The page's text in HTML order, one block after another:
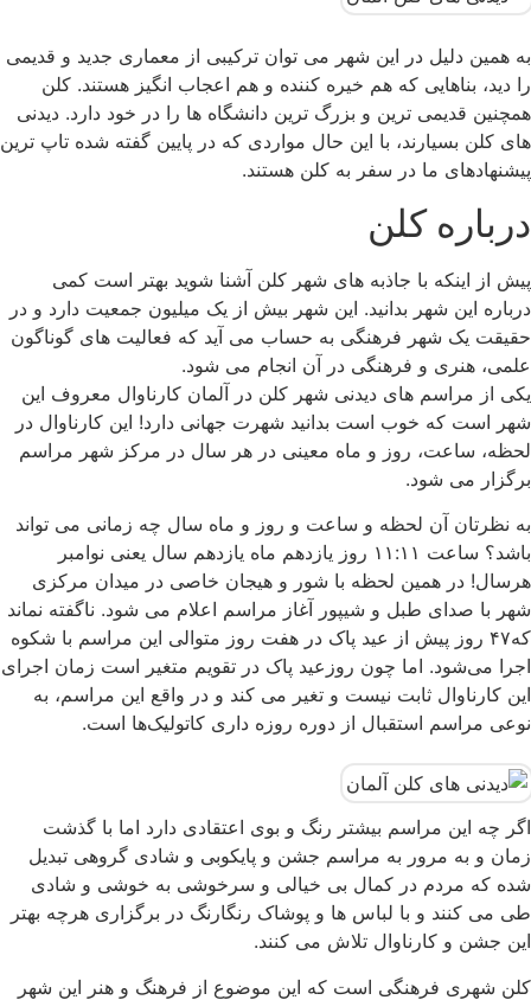
به همین دلیل در این شهر می توان ترکیبی از معماری جدید و قدیمی
را دید، بناهایی که هم خیره کننده و هم اعجاب انگیز هستند. کلن
همچنین قدیمی ترین و بزرگ ترین دانشگاه ها را در خود دارد. دیدنی
های کلن بسیارند، با این حال مواردی که در پایین گفته شده تاپ ترین
پیشنهادهای ما در سفر به کلن هستند.
درباره کلن
پیش از اینکه با جاذبه های شهر کلن آشنا شوید بهتر است کمی
درباره این شهر بدانید. این شهر بیش از یک میلیون جمعیت دارد و در
حقیقت یک شهر فرهنگی به حساب می آید که فعالیت های گوناگون
علمی، هنری و فرهنگی در آن انجام می شود.
یکی از مراسم های دیدنی شهر کلن در آلمان کارناوال معروف این
شهر است که خوب است بدانید شهرت جهانی دارد! این کارناوال در
لحظه، ساعت، روز و ماه معینی در هر سال در مرکز شهر مراسم
برگزار می شود.
به نظرتان آن لحظه و ساعت و روز و ماه سال چه زمانی می تواند
باشد؟ ساعت ۱۱:۱۱ روز یازدهم ماه یازدهم سال یعنی نوامبر
هرسال! در همین لحظه با شور و هیجان خاصی در میدان مرکزی
شهر با صدای طبل و شیپور آغاز مراسم اعلام می شود. ناگفته نماند
که۴۷ روز پیش از عید پاک در هفت روز متوالی این مراسم با شکوه
اجرا می‌شود. اما چون روزعید پاک در تقویم متغیر است زمان اجرای
این کارناوال ثابت نیست و تغیر می کند و در واقع این مراسم، به
نوعی مراسم استقبال از دوره روزه داری کاتولیک‌ها است.
اگر چه این مراسم بیشتر رنگ و بوی اعتقادی دارد اما با گذشت
زمان و به مرور به مراسم جشن و پایکوبی و شادی گروهی تبدیل
شده که مردم در کمال بی خیالی و سرخوشی به خوشی و شادی
طی می کنند و با لباس ها و پوشاک رنگارنگ در برگزاری هرچه بهتر
این جشن و کارناوال تلاش می کنند.
کلن شهری فرهنگی است که این موضوع از فرهنگ و هنر این شهر